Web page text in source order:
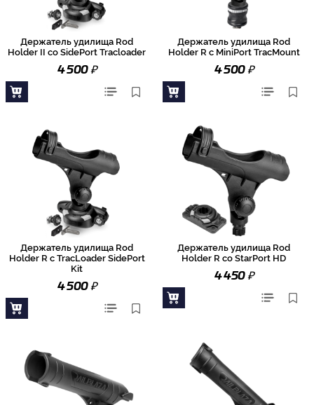
Держатель удилища Rod
Holder II со SidePort Tracloader
4 500₽
Держатель удилища Rod
Holder R с MiniPort TracMount
4 500₽
Держатель удилища Rod
Holder R с TracLoader SidePort
Kit
4 500₽
Держатель удилища Rod
Holder R со StarPort HD
4 450₽